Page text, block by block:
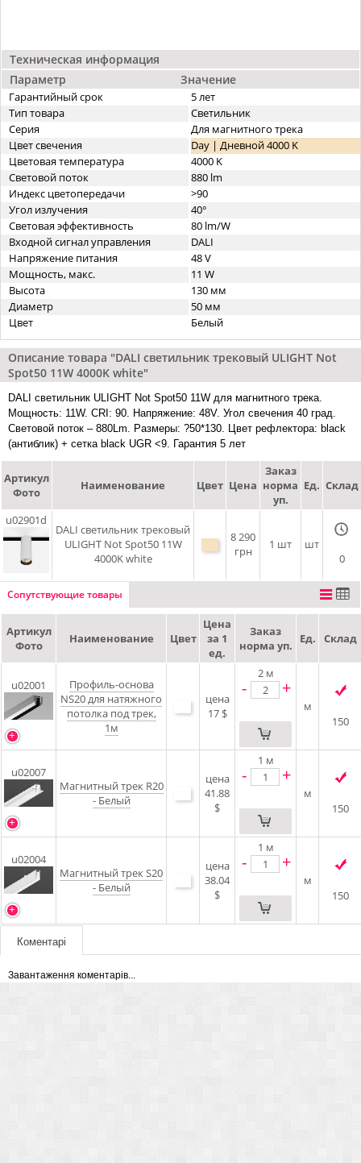
Техническая информация
Параметр
Значение
Гарантийный срок
5 лет
Тип товара
Светильник
Серия
Для магнитного трека
Цвет свечения
Day | Дневной 4000 K
Цветовая температура
4000 K
Световой поток
880 lm
Индекс цветопередачи
>90
Угол излучения
40°
Световая эффективность
80 lm/W
Входной сигнал управления
DALI
Напряжение питания
48 V
Мощность, макс.
11 W
Высота
130 мм
Диаметр
50 мм
Цвет
Белый
Описание товара "DALI cветильник трековый ULIGHT Not
Spot50 11W 4000K white"
DALI cветильник ULIGHT Not Spot50 11W для магнитного трека.
Мощность: 11W. CRI: 90. Напряжение: 48V. Угол свечения 40 град.
Световой поток – 880Lm. Размеры: ?50*130. Цвет рефлектора: black
(антиблик) + сетка black UGR <9. Гарантия 5 лет
Артикул
Фото
Наименование Цвет Цена
Заказ
норма
уп.
Ед. Склад
u02901d
DALI cветильник трековый
ULIGHT Not Spot50 11W
4000K white
8 290
грн
1 шт
шт
0
Сопутствующие товары
Артикул
Фото
Наименование Цвет
Цена
за 1
ед.
Заказ
норма уп.
Ед. Склад
u02001
Профиль-основа
NS20 для натяжного
потолка под трек,
1м
цена
17 $
2 м
- +
м
150
u02007
Магнитный трек R20
- Белый
цена
41.88
$
1 м
- +
м
150
u02004
Магнитный трек S20
- Белый
цена
38.04
$
1 м
- +
м
150
Коментарі
Завантаження коментарів...